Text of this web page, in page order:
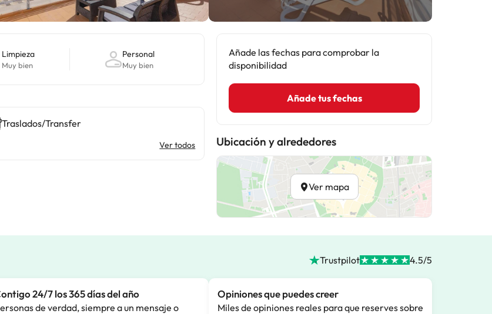
Limpieza
Muy bien
Personal
Muy bien
Traslados/Transfer
Ver todos
Añade las fechas para comprobar la
disponibilidad
Añade tus fechas
Ubicación y alrededores
Ver mapa
Trustpilot 4.5/5
24/7 los 365 días del año
de verdad, siempre a un mensaje o
Opiniones que puedes creer
Miles de opiniones reales para que reserves sobre